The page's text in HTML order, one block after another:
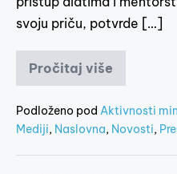
svoju priču, potvrde […]
Pročitaj više
Podloženo pod Aktivnosti
Mediji, Naslovna, Novosti,